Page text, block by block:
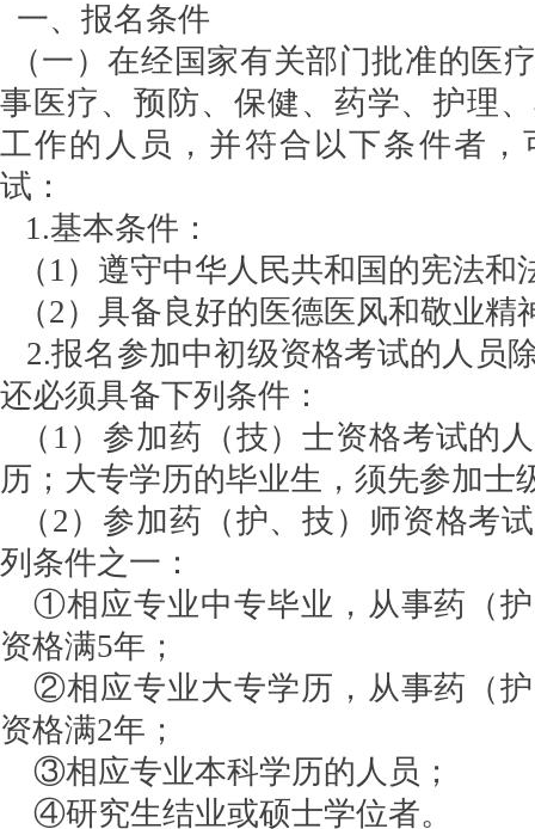
一、报名条件
（一）在经国家有关部门批准的医
事医疗、预防、保健、药学、护理
工作的人员，并符合以下条件者，
试：
1.基本条件：
（1）遵守中华人民共和国的宪法和
（2）具备良好的医德医风和敬业精
2.报名参加中初级资格考试的人员
还必须具备下列条件：
（1）参加药（技）士资格考试的
历；大专学历的毕业生，须先参加士
（2）参加药（护、技）师资格考
列条件之一：
①相应专业中专毕业，从事药（
资格满5年；
②相应专业大专学历，从事药（
资格满2年；
③相应专业本科学历的人员；
④研究生结业或硕士学位者。